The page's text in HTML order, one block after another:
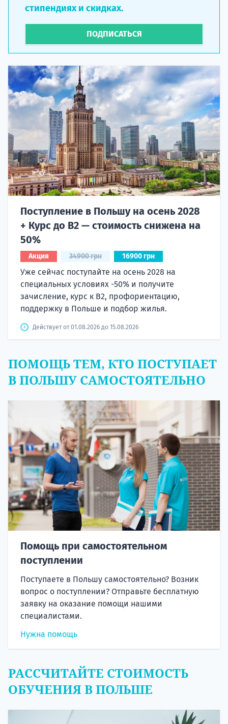
стипендиях и скидках.
ПОДПИСАТЬСЯ
Поступление в Польшу на осень 2028
+ Курс до B2 — стоимость снижена на
50%
Акция 34900 грн 16900 грн
Уже сейчас поступайте на осень 2028 на
специальных условиях -50% и получите
зачисление, курс к B2, профориентацию,
поддержку в Польше и подбор жилья.
Действует от 01.08.2026 до 15.08.2026
ПОМОЩЬ ТЕМ, КТО ПОСТУПАЕТ
В ПОЛЬШУ САМОСТОЯТЕЛЬНО
Помощь при самостоятельном
поступлении
Поступаете в Польшу самостоятельно? Возник
вопрос о поступлении? Отправьте бесплатную
заявку на оказание помощи нашими
специалистами.
Нужна помощь
РАССЧИТАЙТЕ СТОИМОСТЬ
ОБУЧЕНИЯ В ПОЛЬШЕ